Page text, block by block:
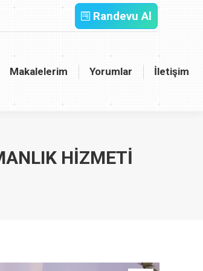
Randevu Al
Makalelerim Yorumlar İletişim
HIZMETI
Yorumlar İletişim